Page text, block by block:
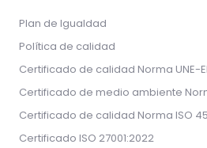
Plan de Igualdad
Política de calidad
Certificado de calidad Norma UNE-
Certificado de medio ambiente
Certificado de calidad Norma ISO
Certificado ISO 27001:2022